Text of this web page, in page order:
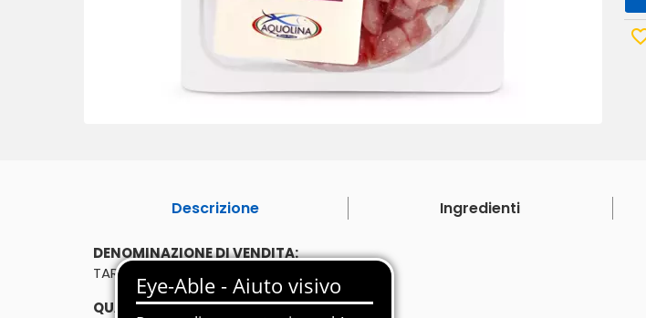
Descrizione Ingredienti
DENOMINAZIONE DI VENDITA:
TARTARE DI TONNO PINNE GIALLE ESSICCATO
QUANTITÀ: